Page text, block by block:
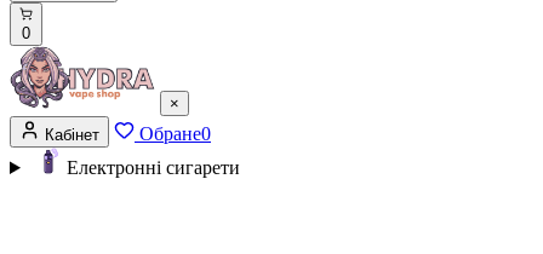
0
×
Кабінет
Обране0
Електронні сигарети